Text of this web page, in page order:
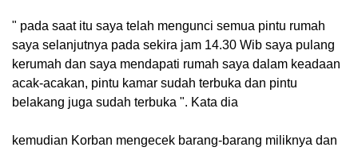
" pada saat itu saya telah mengunci semua pintu rumah
saya selanjutnya pada sekira jam 14.30 Wib saya pulang
kerumah dan saya mendapati rumah saya dalam keadaan
acak-acakan, pintu kamar sudah terbuka dan pintu
belakang juga sudah terbuka ". Kata dia
kemudian Korban mengecek barang-barang miliknya dan